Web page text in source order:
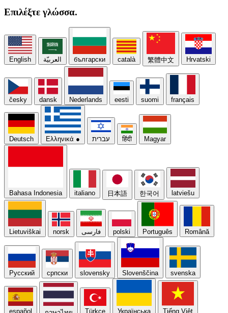
Επιλέξτε γλώσσα.
English العربيّة български català 繁體中文 Hrvatski
česky dansk Nederlands eesti suomi français
Deutsch Ελληνικά ● עברית हिंदी Magyar
Bahasa Indonesia italiano 日本語 한국어 latviešu
Lietuviškai norsk فارسی polski Português Română
Русский српски slovensky Slovenščina svenska
español Türkçe Українська Tiếng Việt